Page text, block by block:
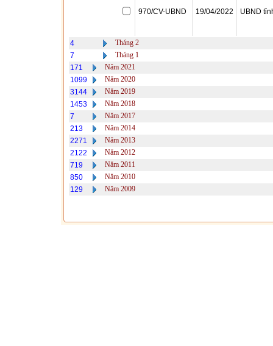
970/CV-UBND 19/04/2022 UBND
4
Tháng 2
7
Tháng 1
171
Năm 2021
1099
Năm 2020
3144
Năm 2019
1453
Năm 2018
7
Năm 2017
213
Năm 2014
2271
Năm 2013
2122
Năm 2012
719
Năm 2011
850
Năm 2010
129
Năm 2009